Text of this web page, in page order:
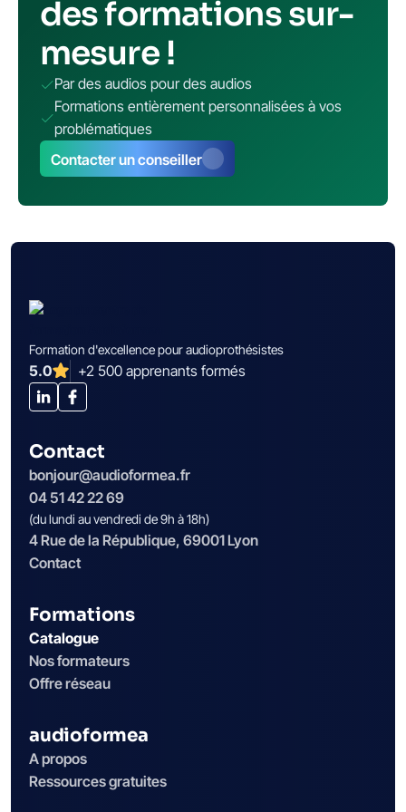
des formations sur-
mesure !
Par des audios pour des audios
Formations entièrement personnalisées à vos
problématiques
Contacter un conseiller
Formation d'excellence pour audioprothésistes
5.0 +2 500 apprenants formés
Contact
bonjour@audioformea.fr
04 51 42 22 69
(du lundi au vendredi de 9h à 18h)
4 Rue de la République, 69001 Lyon
Contact
Formations
Catalogue
Nos formateurs
Offre réseau
audioformea
A propos
Ressources gratuites